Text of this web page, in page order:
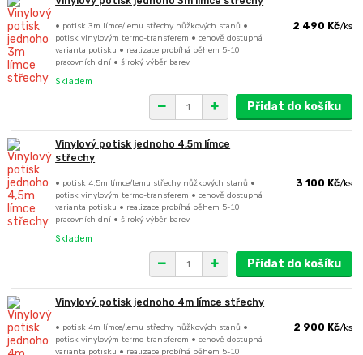
• potisk 3m límce/lemu střechy nůžkových stanů •
potisk vinylovým termo-transferem • cenově dostupná
varianta potisku • realizace probíhá během 5-10
pracovních dní • široký výběr barev
2 490 Kč/ks
Skladem
Přidat do košíku
Vinylový potisk jednoho 4,5m límce
střechy
• potisk 4,5m límce/lemu střechy nůžkových stanů •
potisk vinylovým termo-transferem • cenově dostupná
varianta potisku • realizace probíhá během 5-10
pracovních dní • široký výběr barev
3 100 Kč/ks
Skladem
Přidat do košíku
Vinylový potisk jednoho 4m límce střechy
• potisk 4m límce/lemu střechy nůžkových stanů •
potisk vinylovým termo-transferem • cenově dostupná
varianta potisku • realizace probíhá během 5-10
2 900 Kč/ks